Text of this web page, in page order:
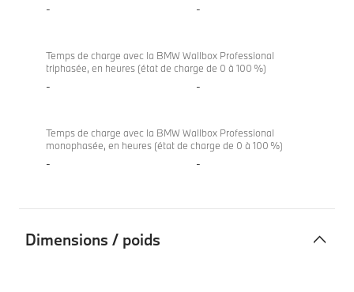
- -
Temps de charge avec la BMW Wallbox Professional
triphasée, en heures (état de charge de 0 à 100 %)
- -
Temps de charge avec la BMW Wallbox Professional
monophasée, en heures (état de charge de 0 à 100 %)
- -
Dimensions / poids